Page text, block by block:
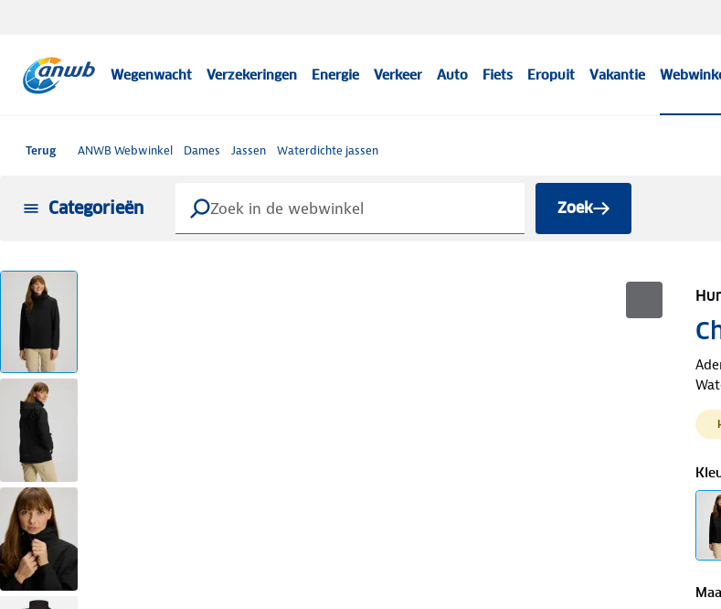
Wegenwacht Verzekeringen Energie Verkeer Auto Fiets Eropuit Vakantie
Terug ANWB Webwinkel Dames Jassen Waterdichte jassen
Categorieën Zoek